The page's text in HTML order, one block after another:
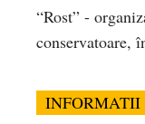
“Rost” -
conservatoare,